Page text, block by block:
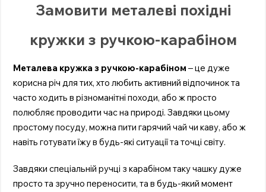
Замовити металеві похідні
кружки з ручкою-карабіном
Металева кружка з ручкою-карабіном – це дуже
корисна річ для тих, хто любить активний відпочинок та
часто ходить в різноманітні походи, або ж просто
полюбляє проводити час на природі. Завдяки цьому
простому посуду, можна пити гарячий чай чи каву, або ж
навіть готувати їжу в будь-які ситуації та точці світу.
Завдяки спеціальній ручці з карабіном таку чашку дуже
просто та зручно переносити, та в будь-який момент